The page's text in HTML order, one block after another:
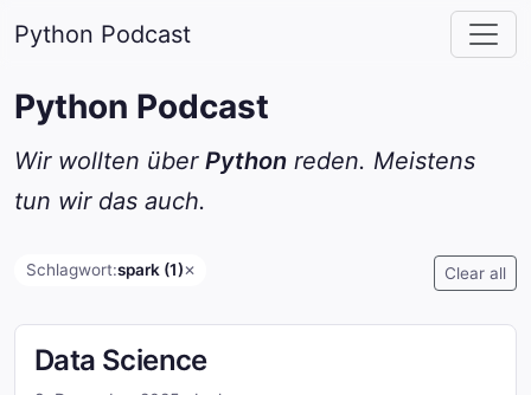
Python Podcast
Python Podcast
Wir wollten über Python reden. Meistens
tun wir das auch.
Schlagwort:spark (1)✕ Clear all
Data Science